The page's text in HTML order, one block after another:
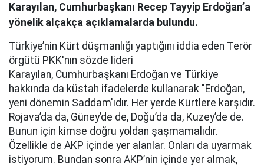
Karayılan, Cumhurbaşkanı Recep Tayyip Erdoğan’a
yönelik alçakça açıklamalarda bulundu.
Türkiye’nin Kürt düşmanlığı yaptığını iddia eden Terör
örgütü PKK'nın sözde lideri
Karayılan, Cumhurbaşkanı Erdoğan ve Türkiye
hakkında da küstah ifadelerde kullanarak "Erdoğan,
yeni dönemin Saddam'ıdır. Her yerde Kürtlere karşıdır.
Rojava’da da, Güney’de de, Doğu’da da, Kuzey’de de.
Bunun için kimse doğru yoldan şaşmamalıdır.
Özellikle de AKP içinde yer alanlar. Onları da uyarmak
istiyorum. Bundan sonra AKP’nin içinde yer almak,